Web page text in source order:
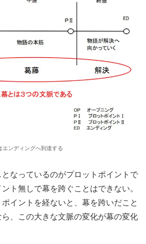
ンディングへ到達する
なっているのがプロットポイントで
ト無しで幕を跨ぐことはできない。
イントを経ないと、幕を跨いだこと
、この大きな文脈の変化が幕の変化